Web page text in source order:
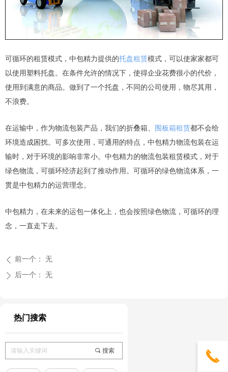
可循环的租赁模式，中包精力提供的托盘租赁模式，可以使家家都可
以使用塑料托盘。在条件允许的情况下，使得企业花费很小的代价，
使用到满意的商品。做到了一个托盘，不同的公司使用，物尽其用，
不浪费。
在运输中，作为物流包装产品，我们的折叠箱、 围板箱租赁都不会给
环境造成困扰。可多次使用，可通用的特点，中包精力物流包装在运
输时，对于环境的影响非常小。中包精力的物流包装租赁模式，对于
绿色物流，可循环经济起到了推动作用。可循环的绿色物流体系，一
贯是中包精力的运营理念。
中包精力，在未来的运包一体化上，也会按照绿色物流，可循环的理
念，一直走下去。
ꄴ 前一个： 无
ꄲ 后一个： 无
热门搜索
끠 搜索 끅